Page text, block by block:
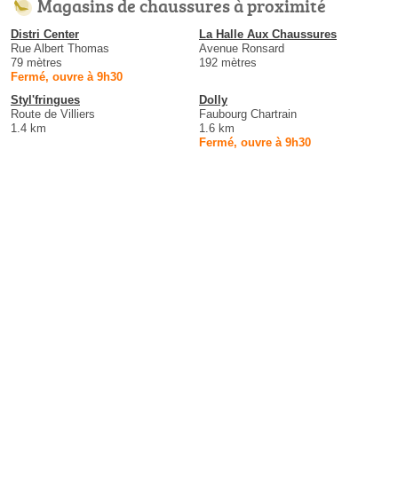
Magasins de chaussures à proximité
Distri Center
Rue Albert Thomas
79 mètres
Fermé, ouvre à 9h30
La Halle Aux Chaussures
Avenue Ronsard
192 mètres
Styl'fringues
Route de Villiers
1.4 km
Dolly
Faubourg Chartrain
1.6 km
Fermé, ouvre à 9h30